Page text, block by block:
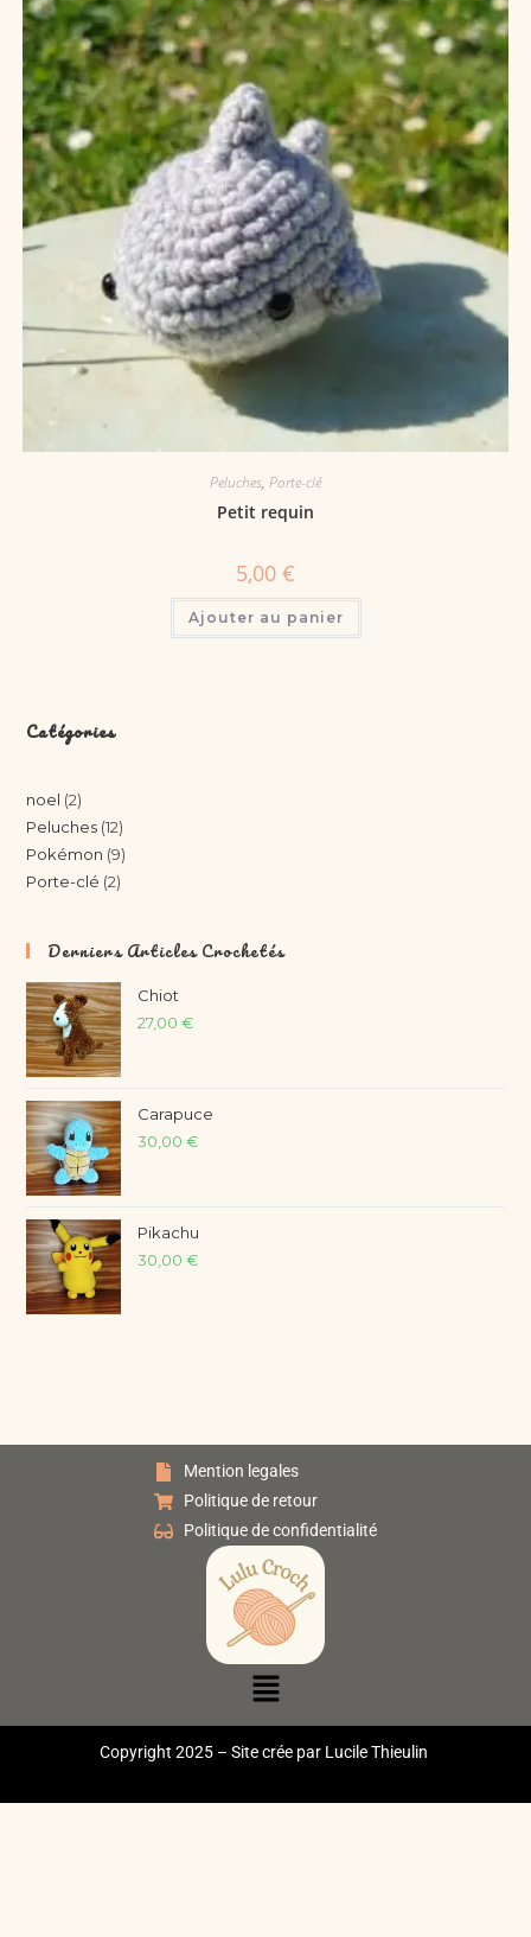
Peluches, Porte-clé
Petit requin
5,00 €
Ajouter au panier
Catégories
noel 2
Peluches 12
Pokémon 9
Porte-clé 2
Derniers Articles Crochetés
Chiot
27,00€
Carapuce
30,00€
Pikachu
30,00€
Mention legales
Politique de retour
Politique de confidentialité
Copyright 2025 – Site crée par Lucile Thieulin